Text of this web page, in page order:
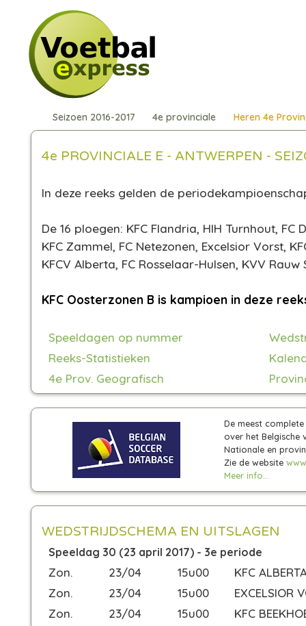
Seizoen 2016-2017 4e provinciale Heren 4e
4e PROVINCIALE E - ANTWERPEN -
In deze reeks gelden de
De 16 ploegen: KFC Flandria, HIH Turnhout,
KFC Zammel, FC Netezonen, Excelsior Vorst,
KFCV Alberta, FC Rosselaar-Hulsen, KVV
KFC Oosterzonen B is kampioen in deze
Speeldagen op nummer
Reeks-Statistieken
4e Prov. Geografisch
De meest
over het Belgische
Nationale en
Zie de website
Meer info...
WEDSTRIJDSCHEMA EN UITSLAGEN
Speeldag 30 (23 april 2017) - 3e periode
Zon. 23/04 15u00
KFC
Zon.
23/04 15u00
EXCELSIOR
Zon.
23/04 15u00
KFC